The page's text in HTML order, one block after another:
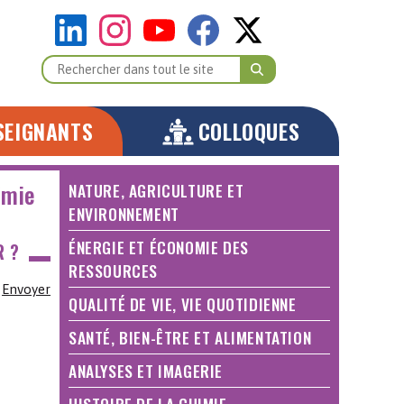
COLLOQUES
?
Envoyer
NATURE, AGRICULTURE ET
ENVIRONNEMENT
ÉNERGIE ET ÉCONOMIE DES
RESSOURCES
QUALITÉ DE VIE, VIE QUOTIDIENNE
SANTÉ, BIEN-ÊTRE ET ALIMENTATION
ANALYSES ET IMAGERIE